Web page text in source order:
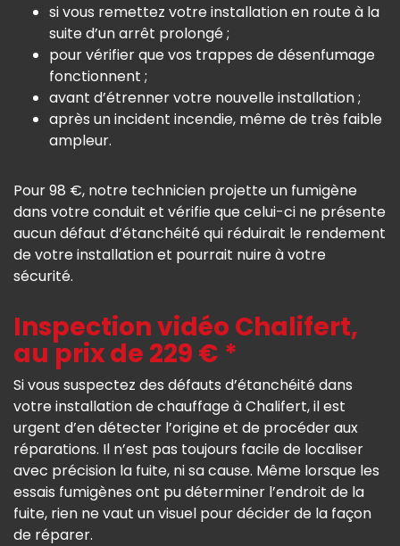
si vous remettez votre installation en route à la
suite d’un arrêt prolongé ;
pour vérifier que vos trappes de désenfumage
fonctionnent ;
avant d’étrenner votre nouvelle installation ;
après un incident incendie, même de très faible
ampleur.
Pour 98 €, notre technicien projette un fumigène
dans votre conduit et vérifie que celui-ci ne présente
aucun défaut d’étanchéité qui réduirait le rendement
de votre installation et pourrait nuire à votre
sécurité.
Inspection vidéo Chalifert,
au prix de 229 € *
Si vous suspectez des défauts d’étanchéité dans
votre installation de chauffage à Chalifert, il est
urgent d’en détecter l’origine et de procéder aux
réparations. Il n’est pas toujours facile de localiser
avec précision la fuite, ni sa cause. Même lorsque les
essais fumigènes ont pu déterminer l’endroit de la
fuite, rien ne vaut un visuel pour décider de la façon
de réparer.